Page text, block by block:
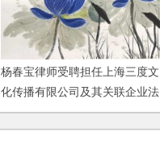
杨春宝律师受聘担任上海三度文
化传播有限公司及其关联企业法
律顾问